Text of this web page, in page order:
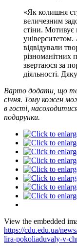
«Як колишня
величезним
стіни. Мотивує
відвідували
різноманітних
звертаюся за
діяльності.
Варто додати, що
січня. Тому кожен
в гості,
подарунки.
View the embedded
https://cdu.edu.ua/
lira-pokoliaduvaly-v-